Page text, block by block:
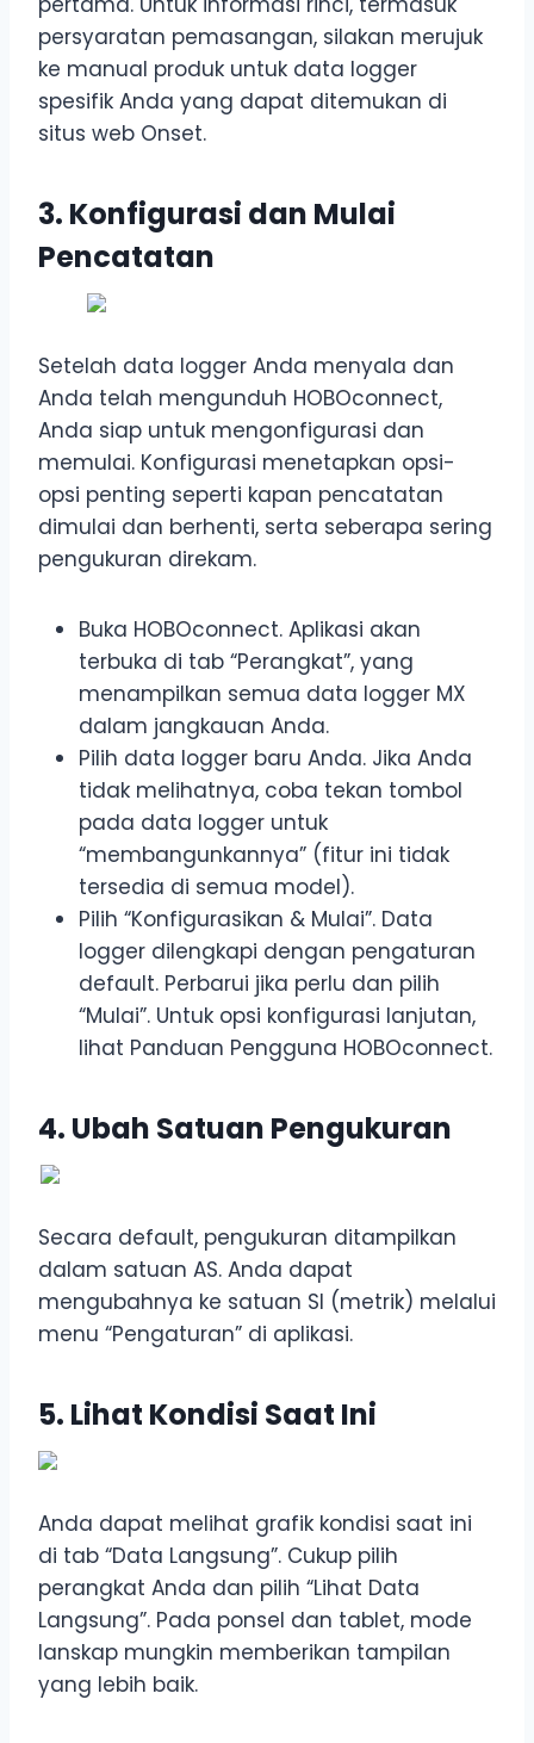
persyaratan pemasangan, silakan merujuk
ke manual produk untuk data logger
spesifik Anda yang dapat ditemukan di
situs web Onset.
3. Konfigurasi dan Mulai
Pencatatan
Setelah data logger Anda menyala dan
Anda telah mengunduh HOBOconnect,
Anda siap untuk mengonfigurasi dan
memulai. Konfigurasi menetapkan opsi-
opsi penting seperti kapan pencatatan
dimulai dan berhenti, serta seberapa sering
pengukuran direkam.
Buka HOBOconnect. Aplikasi akan
terbuka di tab “Perangkat”, yang
menampilkan semua data logger MX
dalam jangkauan Anda.
Pilih data logger baru Anda. Jika Anda
tidak melihatnya, coba tekan tombol
pada data logger untuk
“membangunkannya” (fitur ini tidak
tersedia di semua model).
Pilih “Konfigurasikan & Mulai”. Data
logger dilengkapi dengan pengaturan
default. Perbarui jika perlu dan pilih
“Mulai”. Untuk opsi konfigurasi lanjutan,
lihat Panduan Pengguna HOBOconnect.
4. Ubah Satuan Pengukuran
Secara default, pengukuran ditampilkan
dalam satuan AS. Anda dapat
mengubahnya ke satuan SI (metrik) melalui
menu “Pengaturan” di aplikasi.
5. Lihat Kondisi Saat Ini
Anda dapat melihat grafik kondisi saat ini
di tab “Data Langsung”. Cukup pilih
perangkat Anda dan pilih “Lihat Data
Langsung”. Pada ponsel dan tablet, mode
lanskap mungkin memberikan tampilan
yang lebih baik.